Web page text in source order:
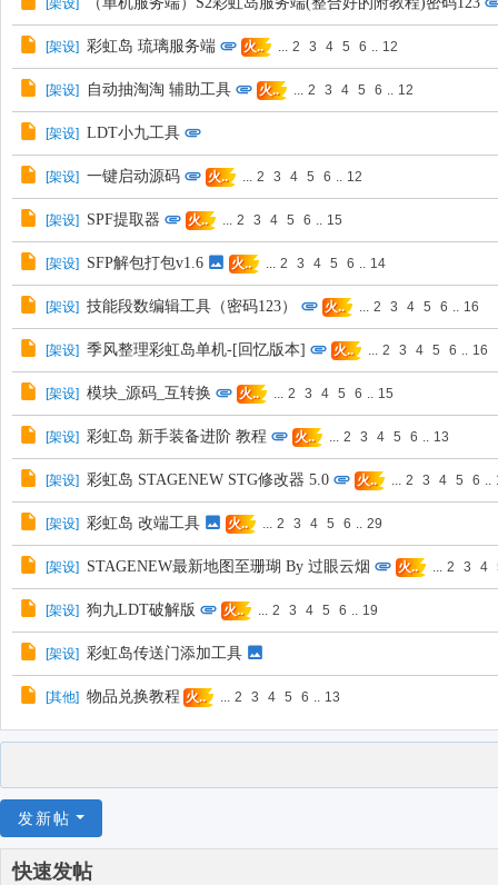
[架设]
[架设] 彩虹岛 琉璃服务端 火.. ... 2 3 4 5 6 .. 12
[架设] 自动抽淘淘 辅助工具 火.. ... 2 3 4 5 6 .. 12
[架设] LDT小九工具
[架设] 一键启动源码 火.. ... 2 3 4 5 6 .. 12
[架设] SPF提取器 火.. ... 2 3 4 5 6 .. 15
[架设] SFP解包打包v1.6 火.. ... 2 3 4 5 6 .. 14
[架设] 技能段数编辑工具（密码123） 火.. ... 2 3 4 5 6 .. 16
[架设] 季风整理彩虹岛单机-[回忆版本] 火.. ... 2 3 4 5 6 .. 16
[架设] 模块_源码_互转换 火.. ... 2 3 4 5 6 .. 15
[架设] 彩虹岛 新手装备进阶 教程 火.. ... 2 3 4 5 6 .. 13
[架设] 彩虹岛 STAGENEW STG修改器 5.0 火.. ... 2 3 4 5 6 ..
[架设] 彩虹岛 改端工具 火.. ... 2 3 4 5 6 .. 29
[架设] STAGENEW最新地图至珊瑚 By 过眼云烟 火.. ... 2 3 4
[架设] 狗九LDT破解版 火.. ... 2 3 4 5 6 .. 19
[架设] 彩虹岛传送门添加工具
[其他] 物品兑换教程 火.. ... 2 3 4 5 6 .. 13
发新帖
快速发帖